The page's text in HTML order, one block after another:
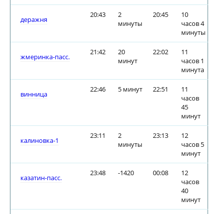
деражня
20:43
2
минуты
20:45
10
часов 4
минуты
жмеринка-пасс.
21:42
20
минут
22:02
11
часов 1
минута
винница
22:46 5 минут 22:51
11
часов
45
минут
калиновка-1
23:11
2
минуты
23:13
12
часов 5
минут
казатин-пасс.
23:48 -1420 00:08
12
часов
40
минут